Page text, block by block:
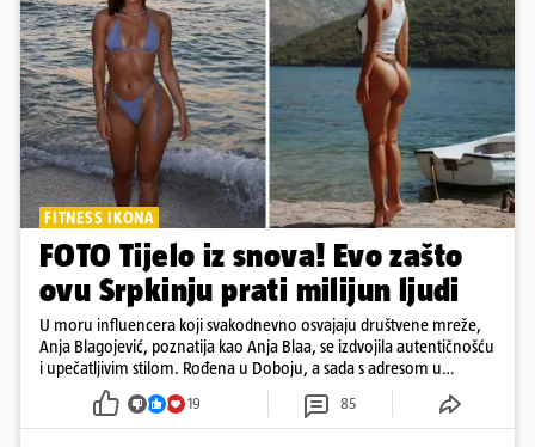
FITNESS IKONA
FOTO Tijelo iz snova! Evo zašto
ovu Srpkinju prati milijun ljudi
U moru influencera koji svakodnevno osvajaju društvene mreže,
Anja Blagojević, poznatija kao Anja Blaa, se izdvojila autentičnošću
i upečatljivim stilom. Rođena u Doboju, a sada s adresom u
Dubaiju, Anja je spoj glamura, discipline i mladenačke energije
19 85